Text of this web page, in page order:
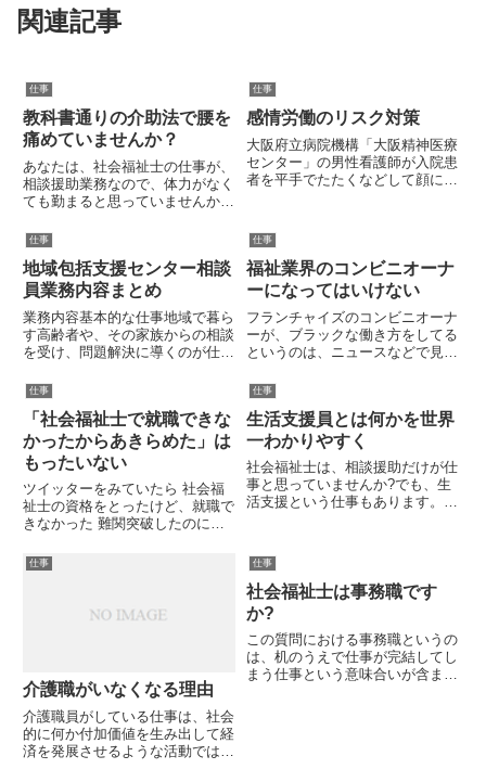
関連記事
仕事
教科書通りの介助法で腰を
痛めていませんか？
あなたは、社会福祉士の仕事が、
相談援助業務なので、体力がなく
ても勤まると思っていませんか?
います。私の学生時代にも、クラ
スメイトに「社会福祉士は体力が
衰えても務まりそうだから」とい
う理由で資格取得を目指してい
る...
仕事
感情労働のリスク対策
大阪府立病院機構「大阪精神医療
センター」の男性看護師が入院患
者を平手でたたくなどして顔に全
出すなどしていたということです
が、それ以上の具体的な行動は判
明していません。事の顛末の詳
細...
仕事
地域包括支援センター相談
員業務内容まとめ
業務内容基本的な仕事地域で暮ら
す高齢者や、その家族からの相談
を受け、問題解決に導くのが仕事
てくることもあれば、来所によっ
て面談をすることもあります。相
談内容は、本当に様々で、近所の
騒音トラブルや、ごみ屋敷の苦
情...
仕事
福祉業界のコンビニオーナ
ーになってはいけない
フランチャイズのコンビニオーナ
ーが、ブラックな働き方をしてる
というのは、ニュースなどで見聞
ます。簡単に言うと、街角にある
コンビニ店長の多くは、本部であ
る大手コンビニ会社とフランチャ
イズ契約をしています。フラン
チ...
仕事
「社会福祉士で就職できな
かったからあきらめた」は
もったいない
ツイッターをみていたら 社会福
祉士の資格をとったけど、就職で
きなかった 難関突破したのに意
につけなかったのであきらめます
という記述がありました。これっ
のだけれど、本気で思っている
仕事
生活支援員とは何かを世界
一わかりやすく
社会福祉士は、相談援助だけが仕
事と思っていませんか?でも、生
活支援という仕事もあります。私
ています。生活支援員は、社会福
祉士の実務経験としても認められ
ている職種ですが、具体的に何...
仕事
介護職がいなくなる理由
介護職員がしている仕事は、社会
的に何か付加価値を生み出して経
済を発展させるような活動ではあ
仕事
社会福祉士は事務職です
か?
この質問における事務職というの
は、机のうえで仕事が完結してし
まう仕事という意味合いが含まれ